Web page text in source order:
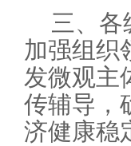
三、各
加强组织
发微观主
传辅导，
济健康稳